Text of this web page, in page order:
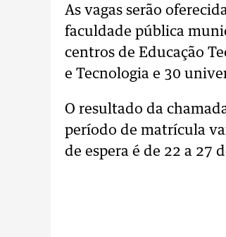
As vagas serão
faculdade pública
centros de Educação
e Tecnologia e 30
O resultado da
período de matrícula
de espera é de 22 a 27